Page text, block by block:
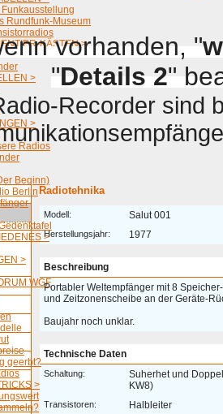
Funkausstellung
Rundfunk-Museum
KÄSTEN >
>
>
Radios
Beginn)
Berlin
>
>
WGF
geerbt?
>
vorhanden, "
"Details 2"
Recorder sind
Radiotehnika
Modell: Salut 001
Herstellungsjahr: 1977
Beschreibung
Portabler Weltempfänger mit 8
und Zeitzonenscheibe an der Geräte-
Baujahr noch unklar.
Technische Daten
Schaltung:
Suherhet und
KW8)
Transistoren: Halbleiter